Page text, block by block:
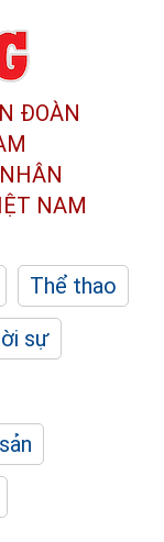
ĐOÀN
NAM
Thể thao
sự